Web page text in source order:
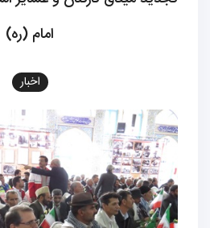
امام (ره)
اخبار